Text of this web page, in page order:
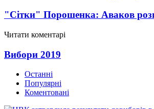
"Сітки" Порошенка: Аваков
Читати коментарі
Вибори 2019
Останні
Популярні
Коментовані